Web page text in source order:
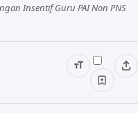
Insentif Guru PAI Non PNS